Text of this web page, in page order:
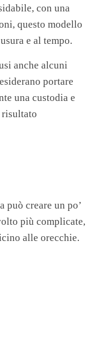
con una
questo modello
e al tempo.
anche alcuni
portare
una custodia e
risultato
può creare un po’
più complicate,
alle orecchie.